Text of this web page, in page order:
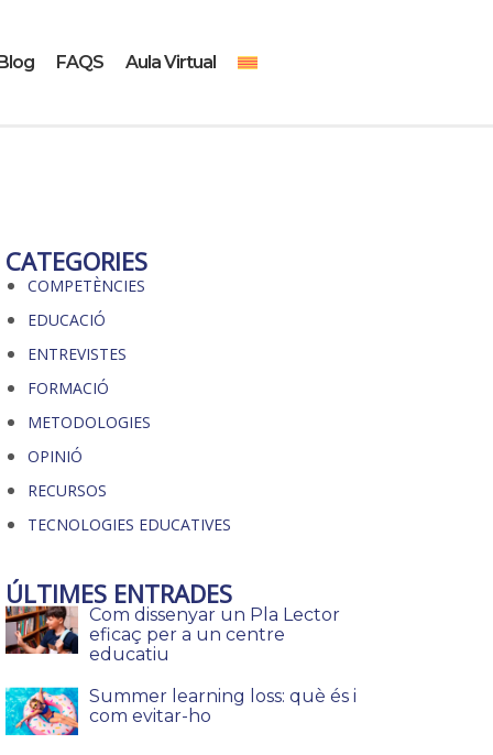
FAQS Aula Virtual
CATEGORIES
COMPETÈNCIES
EDUCACIÓ
ENTREVISTES
FORMACIÓ
METODOLOGIES
OPINIÓ
RECURSOS
TECNOLOGIES EDUCATIVES
ÚLTIMES ENTRADES
Com dissenyar un Pla Lector
eficaç per a un centre
educatiu
Summer learning loss: què és i
com evitar-ho